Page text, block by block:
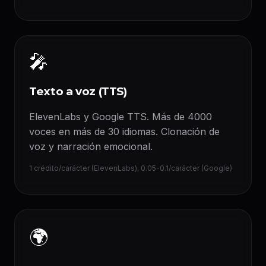
🎤
Texto a voz (TTS)
ElevenLabs y Google TTS. Más de 4000
voces en más de 30 idiomas. Clonación de
voz y narración emocional.
1 crédito/carácter (ElevenLabs), 0.05-0.1/carácter (Google)
🌍